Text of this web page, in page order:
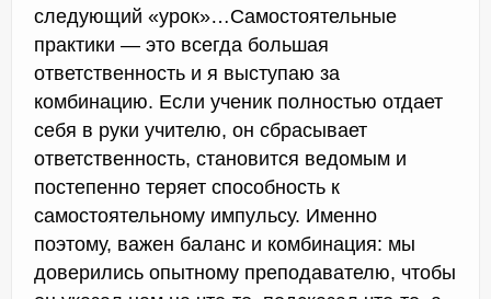
следующий «урок»…Самостоятельные
практики — это всегда большая
ответственность и я выступаю за
комбинацию. Если ученик полностью отдает
себя в руки учителю, он сбрасывает
ответственность, становится ведомым и
постепенно теряет способность к
самостоятельному импульсу. Именно
поэтому, важен баланс и комбинация: мы
доверились опытному преподавателю, чтобы